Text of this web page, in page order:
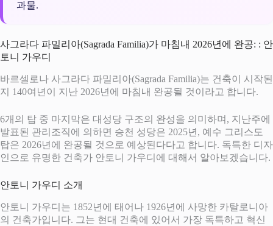
과물.
사그라다 파밀리아(Sagrada Familia)가 마침내 2026년에 완공: : 안
토니 가우디
바르셀로나 사그라다 파밀리아(Sagrada Familia)는 건축이 시작된
지 140여년이 지난 2026년에 마침내 완공될 것이라고 합니다.
6개의 탑 중 마지막은 대성당 구조의 완성을 의미하며, 지난주에
발표된 관리조직에 의하면 승천 성당은 2025년, 예수 그리스도
탑은 2026년에 완공될 것으로 예상된다다고 합니다. 독특한 디자
인으로 유명한 건축가 안토니 가우디에 대해서 알아보겠습니다.
안토니 가우디 소개
안토니 가우디는 1852년에 태어나 1926년에 사망한 카탈로니아
의 건축가입니다. 그는 현대 건축에 있어서 가장 독특하고 혁신